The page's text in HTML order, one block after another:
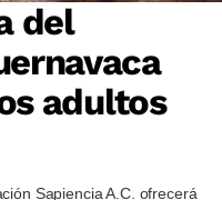
del
adultos
Sapiencia A.C. ofrecerá